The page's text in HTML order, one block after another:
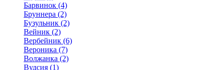
Барвинок (4)
Бруннера (2)
Бузульник (2)
Вейник (2)
Вербейник (6)
Вероника (7)
Волжанка (2)
Вудсия (1)